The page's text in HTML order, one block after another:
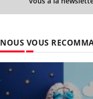
NOUS VOUS